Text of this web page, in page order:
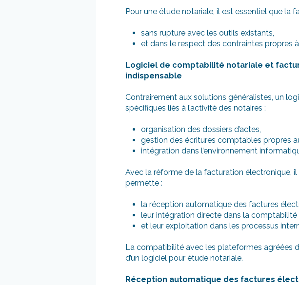
Pour une étude notariale, il est essentiel que la
sans rupture avec les outils existants,
et dans le respect des contraintes propres
Logiciel de comptabilité notariale et
indispensable
Contrairement aux solutions généralistes, un
spécifiques liés à l’activité des notaires :
organisation des dossiers d’actes,
gestion des écritures comptables propres
intégration dans l’environnement
Avec la réforme de la facturation électronique,
permette :
la réception automatique des factures
leur intégration directe dans la comptabilité
et leur exploitation dans les processus
La compatibilité avec les plateformes agréées
d’un logiciel pour étude notariale.
Réception automatique des factures